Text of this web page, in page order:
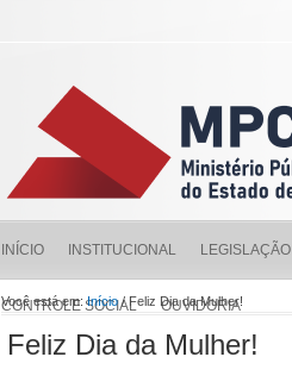
INÍCIO INSTITUCIONAL LEGISLAÇÃO
CONTROLE SOCIAL OUVIDORIA
Você está em:Início/ Feliz Dia da Mulher!
Feliz Dia da Mulher!